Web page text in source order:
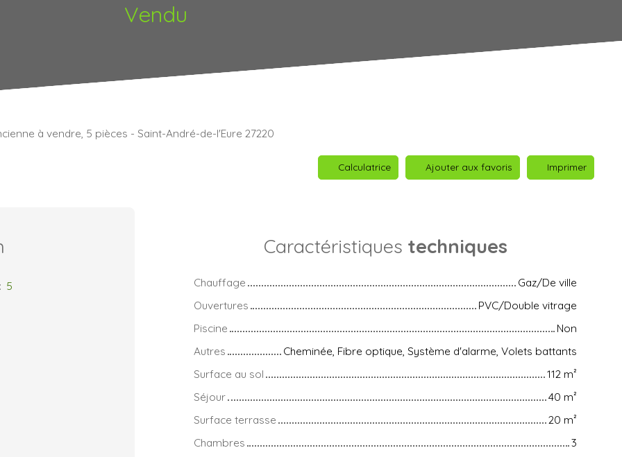
Vendu
à vendre, 5 pièces - Saint-André-de-l'Eure 27220
Calculatrice Ajouter aux favoris Imprimer
: 5
Caractéristiques techniques
Chauffage
Gaz/De ville
Ouvertures
PVC/Double vitrage
Piscine
Non
Autres
Cheminée, Fibre optique, Système d'alarme, Volets battants
Surface au sol
112 m²
Séjour
40 m²
Surface terrasse
20 m²
Chambres
3